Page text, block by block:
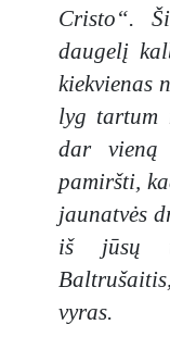
„tokia
drama ir
tokia
poema“,
reikalauja
mo. Šis
stilius
atsiskleidži
a nuo pat
skyrių:
Cristo“.
daugelį
kiekvienas
lyg tartum
dar vieną
pamiršti,
jaunatvės
iš jūsų
vyras.